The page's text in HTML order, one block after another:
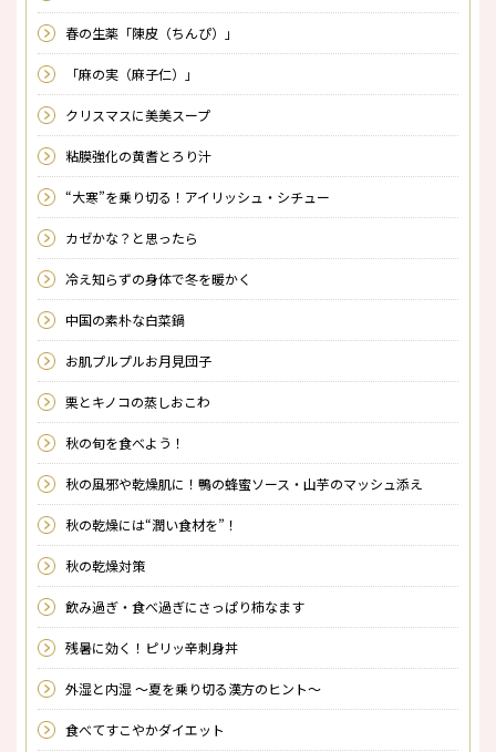
春の生薬「陳皮（ちんぴ）」
「麻の実（麻子仁）」
クリスマスに美美スープ
粘膜強化の黄耆とろり汁
“大寒”を乗り切る！アイリッシュ・シチュー
カゼかな？と思ったら
冷え知らずの身体で冬を暖かく
中国の素朴な白菜鍋
お肌プルプルお月見団子
栗とキノコの蒸しおこわ
秋の旬を食べよう！
秋の風邪や乾燥肌に！鴨の蜂蜜ソース・山芋のマッシュ添え
秋の乾燥には“潤い食材を”！
秋の乾燥対策
飲み過ぎ・食べ過ぎにさっぱり柿なます
残暑に効く！ピリッ辛刺身丼
外湿と内湿 〜夏を乗り切る漢方のヒント〜
食べてすこやかダイエット